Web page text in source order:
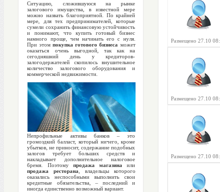
Ситуацию, сложившуюся на рынке
залогового имущества, в известной мере
можно назвать благоприятной. По крайней
мере, для тех предпринимателей, которые
сумели сохранить финансовую устойчивость
и понимают, что купить готовый бизнес
намного проще, чем начинать его с нуля.
При этом покупка готового бизнеса может
оказаться очень выгодной, так как на
сегодняшний день у кредиторов-
залогодержателей скопилось внушительное
количество залогового оборудования и
коммерческой недвижимости.
Непрофильные активы банков – это
громоздкий балласт, который ничего, кроме
убытков, не приносит, содержание подобных
залогов требует больших средств и
накладывает дополнительное налоговое
бремя. Поэтому продажа магазина
или
продажа ресторана , владельцы которого
оказались неспособными выполнить свои
кредитные обязательства, – последний и
иногда единственно возможный вариант.
Размещено 27.10
Размещено 27.10
Размещено 27.10